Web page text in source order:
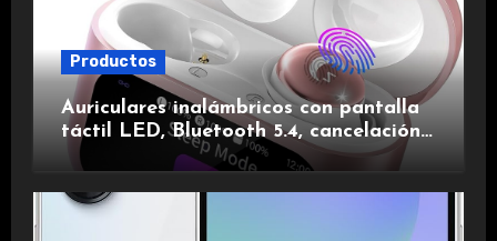
Productos
Auriculares inalámbricos con pantalla
táctil LED, Bluetooth 5.4, cancelación
de ruido, impermeables y de larga